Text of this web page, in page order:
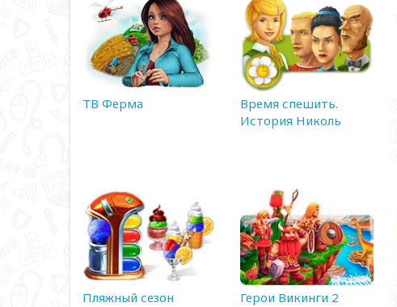
ТВ Ферма
Время спешить.
История Николь
Пляжный сезон Герои Викинги 2